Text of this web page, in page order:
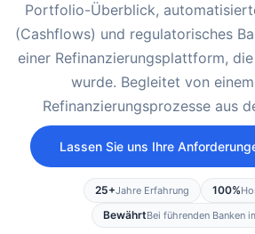
Portfolio-Überblick,
(Cashflows) und regulatorisches
einer Refinanzierungsplattform,
wurde. Begleitet von
Refinanzierungsprozesse aus
Lassen Sie uns Ihre
25+Jahre Erfahrung 100%
BewährtBei führenden Banken